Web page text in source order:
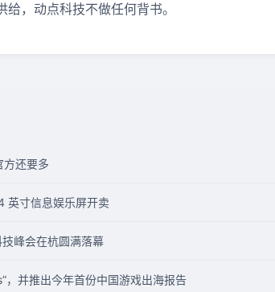
，动点科技不做任何背书。
方还要多
英寸信息娱乐屏开卖
峰会在杭圆满落幕
并推出今年首份中国游戏出海报告